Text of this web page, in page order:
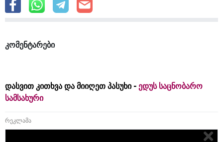
კომენტარები
დასვით კითხვა და მიიღეთ პასუხი - ედუს საცნობარო
სამსახური
რეკლამა